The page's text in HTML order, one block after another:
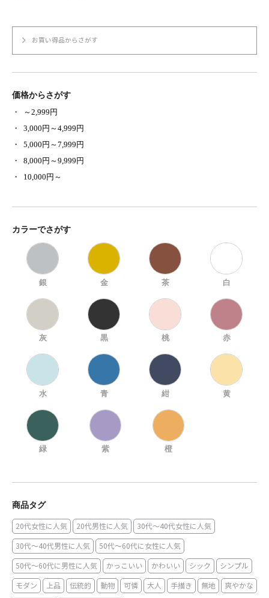
お買い得品からさがす
価格からさがす
～2,999円
3,000円～4,999円
5,000円～7,999円
8,000円～9,999円
10,000円～
カラーでさがす
銀 金 茶 白
灰 黒 桃 赤
水 青 紺 黄
緑 紫 橙
商品タグ
20代女性に人気 20代男性に人気 30代～40代女性に人気
30代～40代男性に人気 50代～60代に女性に人気
50代～60代に男性に人気 かっこいい かわいい シック シンプル
モダン 上品 伝統的 動物 可憐 大人 手描き 無地 爽やかな